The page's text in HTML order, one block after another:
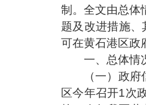
制。全文由总体
题及改进措施
可在黄石港区政
一、总体情
（一）政
区今年召开1次